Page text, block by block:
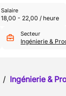
Salaire
18,00 - 22,00 / heure
Secteur
Ingénierie &
/ Ingénierie &